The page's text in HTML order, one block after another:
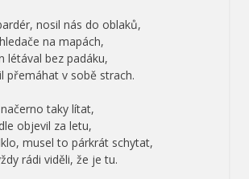
nosil nás do oblaků,
na mapách,
létával bez padáku,
přemáhat v sobě strach.
taky lítat,
objevil za letu,
musel to párkrát schytat,
rádi viděli, že je tu.